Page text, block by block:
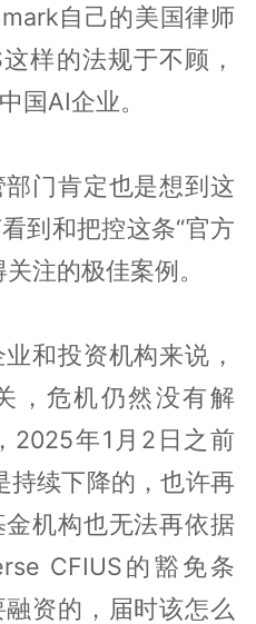
自己的美国律师
样的法规于不顾，
国AI企业。
门肯定也是想到这
到和把控这条“官方
注的极佳案例。
和投资机构来说，
，危机仍然没有解
2025年1月2日之前
持续下降的，也许再
机构也无法再依据
CFIUS的豁免条
资的，届时该怎么